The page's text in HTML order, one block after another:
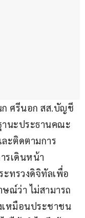
ก ศรีนอก สส.บัญชี
นะประธานคณะ
ะติดตามการ
รเดินหน้า
ะทรวงดิจิทัลเพื่อ
ณ์ว่า ไม่สามารถ
เหมือนประชาชน